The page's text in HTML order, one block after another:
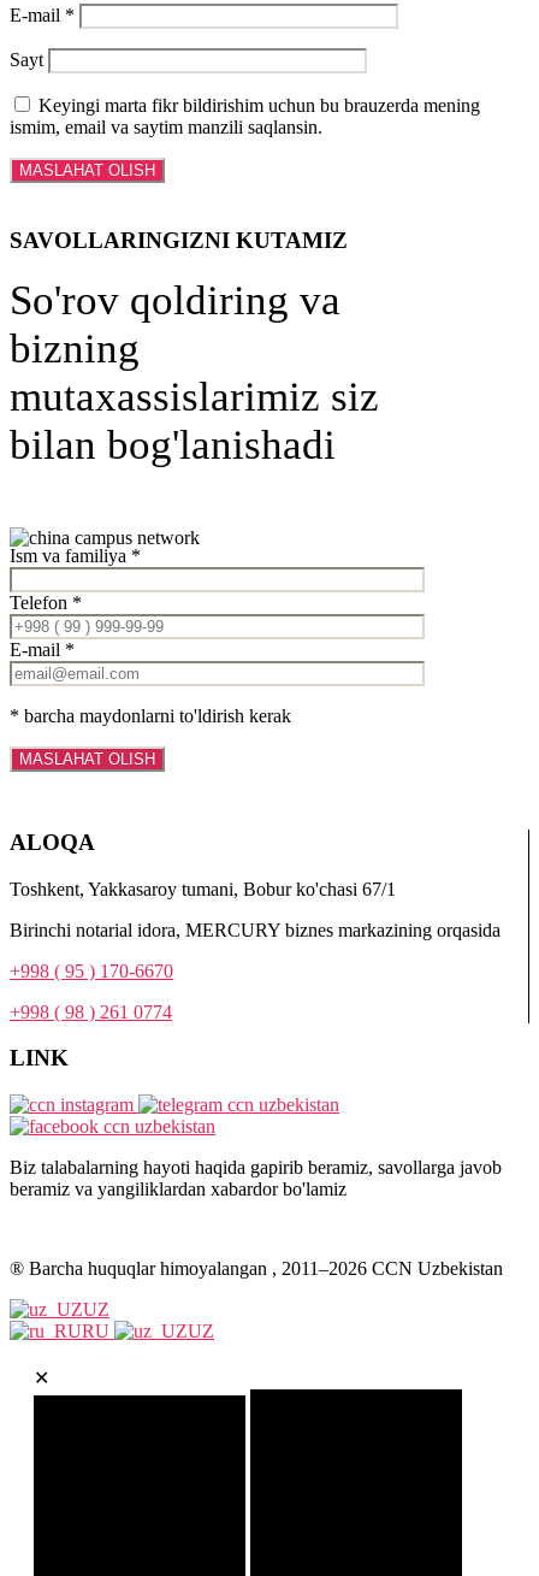
E-mail *
Sayt
Keyingi marta fikr bildirishim uchun bu brauzerda mening
ismim, email va saytim manzili saqlansin.
SAVOLLARINGIZNI KUTAMIZ
So'rov qoldiring va
bizning
mutaxassislarimiz siz
bilan bog'lanishadi
Ism va familiya *
Telefon *
E-mail *
* barcha maydonlarni to'ldirish kerak
ALOQA
Toshkent, Yakkasaroy tumani, Bobur ko'chasi 67/1
Birinchi notarial idora, MERCURY biznes markazining orqasida
+998 ( 95 ) 170-6670
+998 ( 98 ) 261 0774
LINK
Biz talabalarning hayoti haqida gapirib beramiz, savollarga javob
beramiz va yangiliklardan xabardor bo'lamiz
® Barcha huquqlar himoyalangan , 2011–2026 CCN Uzbekistan
UZ
RU
UZ
✕